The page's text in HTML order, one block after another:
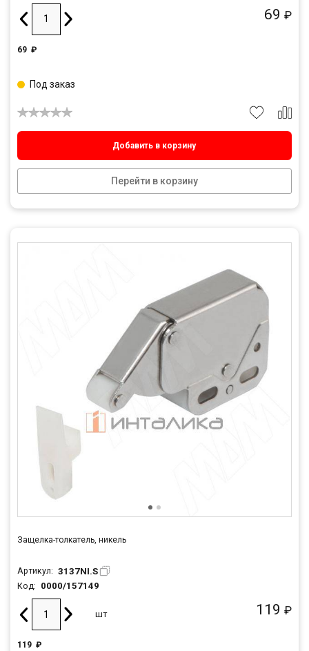
69 ₽
69 ₽
Добавить в корзину
Перейти в корзину
Под заказ
Защелка-толкатель, никель
Артикул: 3137NI.S
Код: 0000/157149
119 ₽
шт
119 ₽